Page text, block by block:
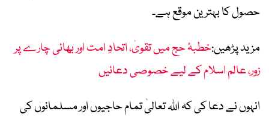
حصول کا بہترین موقع ہے۔
مزید پڑھیں:خطبۂ حج میں تقویٰ، اتحادِ امت اور بھائی چارے پر
زور، عالم اسلام کے لیے خصوصی دعائیں
انہوں نے دعا کی کہ اللہ تعالیٰ تمام حاجیوں اور مسلمانوں کی